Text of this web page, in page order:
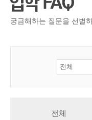
궁금해하는 질문을 선별
전체